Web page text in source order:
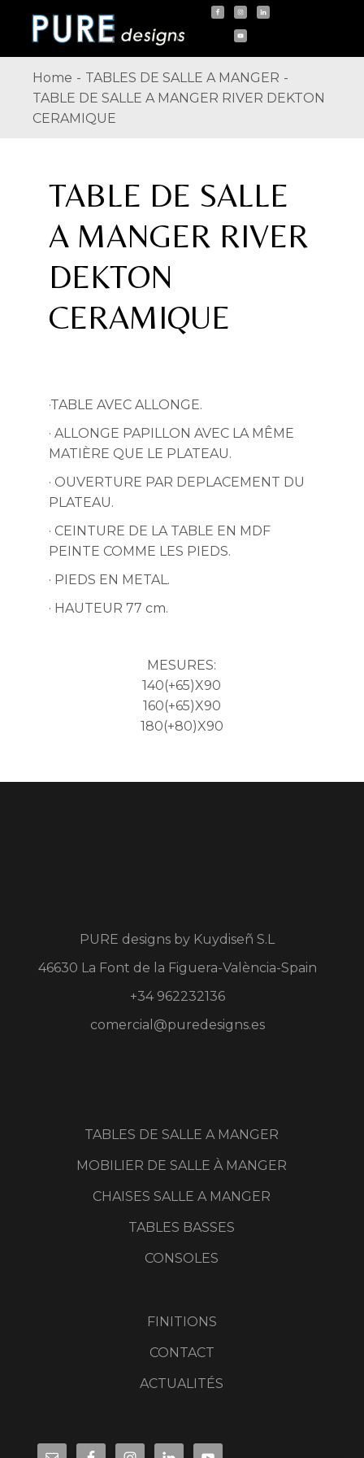
content
Home
TABLES DE SALLE A MANGER
TABLE DE SALLE A MANGER RIVER DEKTON
CERAMIQUE
TABLE DE SALLE
A MANGER RIVER
DEKTON
CERAMIQUE
·TABLE AVEC ALLONGE.
· ALLONGE PAPILLON AVEC LA MÊME
MATIÈRE QUE LE PLATEAU.
· OUVERTURE PAR DEPLACEMENT DU
PLATEAU.
· CEINTURE DE LA TABLE EN MDF
PEINTE COMME LES PIEDS.
· PIEDS EN METAL.
· HAUTEUR 77 cm.
MESURES:
140(+65)X90
160(+65)X90
180(+80)X90
PURE designs by Kuydiseñ S.L
46630 La Font de la Figuera-València-Spain
+34 962232136
comercial@puredesigns.es
TABLES DE SALLE A MANGER
MOBILIER DE SALLE À MANGER
CHAISES SALLE A MANGER
TABLES BASSES
CONSOLES
FINITIONS
CONTACT
ACTUALITÉS